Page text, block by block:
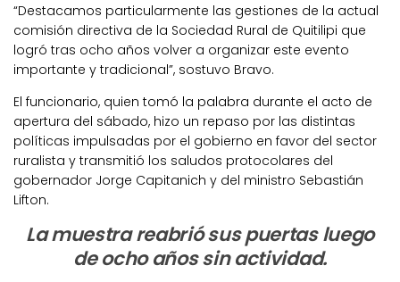
“Destacamos particularmente las gestiones de la actual
comisión directiva de la Sociedad Rural de Quitilipi que
logró tras ocho años volver a organizar este evento
importante y tradicional”, sostuvo Bravo.
El funcionario, quien tomó la palabra durante el acto de
apertura del sábado, hizo un repaso por las distintas
políticas impulsadas por el gobierno en favor del sector
ruralista y transmitió los saludos protocolares del
gobernador Jorge Capitanich y del ministro Sebastián
Lifton.
La muestra reabrió sus puertas luego
de ocho años sin actividad.